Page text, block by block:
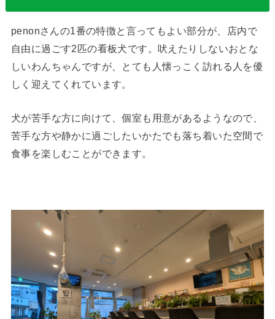
penonさんの1番の特徴と言ってもよい部分が、店内で
自由に過ごす2匹の看板犬です。吠えたりしないおとな
しいわんちゃんですが、とても人懐っこく訪れる人を優
しく迎えてくれています。
犬が苦手な方に向けて、個室も用意があるようなので、
苦手な方や静かに過ごしたいかたでも落ち着いた空間で
食事を楽しむことができます。